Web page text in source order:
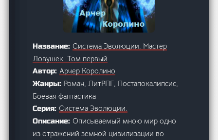
Название:Система Эволюции. Мастер
Ловушек. Том первый
Автор: Арчер Королино
Жанры: Роман, ЛитРПГ, Постапокалипсис,
Боевая фантастика
Серия:Система Эволюции.
Описание:Описываемый мною мир одно
из отражений земной цивилизации во